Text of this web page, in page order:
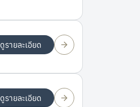
ดูรายละเอียด
ดูรายละเอียด